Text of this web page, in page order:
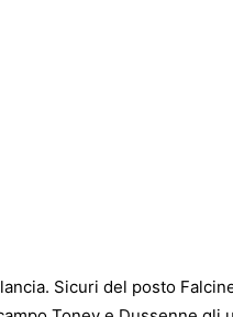
Sicuri del posto